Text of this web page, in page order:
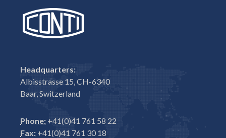
Headquarters:
Albisstrasse 15, CH-6340
Baar, Switzerland
Phone: +41(0)41 761 58 22
Fax: +41(0)41 761 30 18